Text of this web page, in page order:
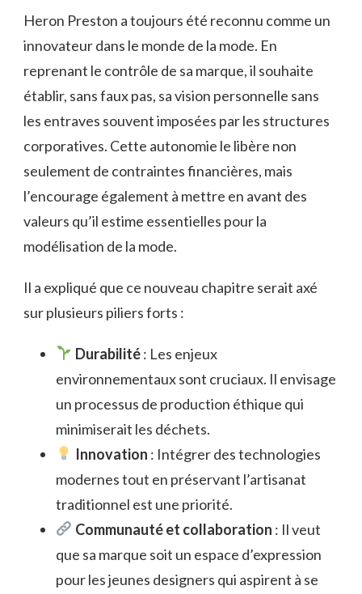
Heron Preston a toujours été reconnu comme un
innovateur dans le monde de la mode. En
reprenant le contrôle de sa marque, il souhaite
établir, sans faux pas, sa vision personnelle sans
les entraves souvent imposées par les structures
corporatives. Cette autonomie le libère non
seulement de contraintes financières, mais
l’encourage également à mettre en avant des
valeurs qu’il estime essentielles pour la
modélisation de la mode.
Il a expliqué que ce nouveau chapitre serait axé
sur plusieurs piliers forts :
Durabilité: Les enjeux
environnementaux sont cruciaux. Il envisage
un processus de production éthique qui
minimiserait les déchets.
Innovation : Intégrer des technologies
modernes tout en préservant l’artisanat
traditionnel est une priorité.
Communauté et collaboration : Il veut
que sa marque soit un espace d’expression
pour les jeunes designers qui aspirent à se